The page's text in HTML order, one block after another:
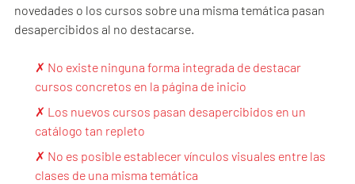
novedades o los cursos sobre una misma temática pasan
desapercibidos al no destacarse.
✗ No existe ninguna forma integrada de destacar
cursos concretos en la página de inicio
✗ Los nuevos cursos pasan desapercibidos en un
catálogo tan repleto
✗ No es posible establecer vínculos visuales entre las
clases de una misma temática